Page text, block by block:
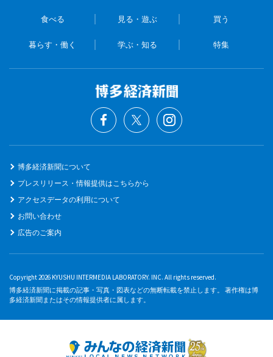
食べる 見る・遊ぶ 買う
暮らす・働く 学ぶ・知る 特集
博多経済新聞について
プレスリリース・情報提供はこちらから
アクセスデータの利用について
お問い合わせ
広告のご案内
Copyright 2026 KYUSHU INTERMEDIA LABORATORY. INC. All rights reserved.
博多経済新聞に掲載の記事・写真・図表などの無断転載を禁止します。 著作権は博
多経済新聞またはその情報提供者に属します。